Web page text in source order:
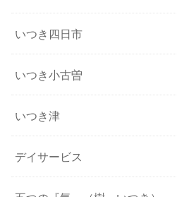
いつき四日市
いつき小古曽
いつき津
デイサービス